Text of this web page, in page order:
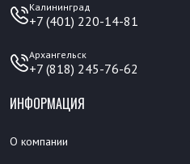
Калининград
+7 (401) 220-14-81
Архангельск
+7 (818) 245-76-62
ИНФОРМАЦИЯ
О компании